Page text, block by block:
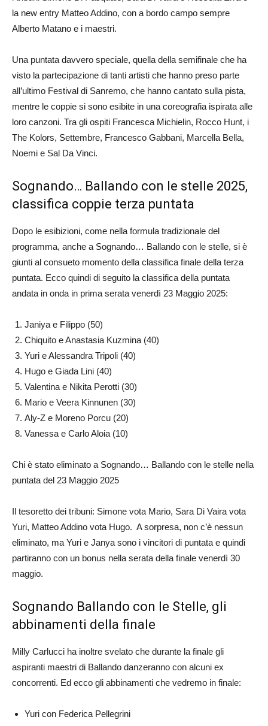
la new entry Matteo Addino, con a bordo campo sempre
Alberto Matano e i maestri.
Una puntata davvero speciale, quella della semifinale che ha
visto la partecipazione di tanti artisti che hanno preso parte
all’ultimo Festival di Sanremo, che hanno cantato sulla pista,
mentre le coppie si sono esibite in una coreografia ispirata alle
loro canzoni. Tra gli ospiti Francesca Michielin, Rocco Hunt, i
The Kolors, Settembre, Francesco Gabbani, Marcella Bella,
Noemi e Sal Da Vinci.
Sognando… Ballando con le stelle 2025,
classifica coppie terza puntata
Dopo le esibizioni, come nella formula tradizionale del
programma, anche a Sognando… Ballando con le stelle, si è
giunti al consueto momento della classifica finale della terza
puntata. Ecco quindi di seguito la classifica della puntata
andata in onda in prima serata venerdì 23 Maggio 2025:
Janiya e Filippo (50)
Chiquito e Anastasia Kuzmina (40)
Yuri e Alessandra Tripoli (40)
Hugo e Giada Lini (40)
Valentina e Nikita Perotti (30)
Mario e Veera Kinnunen (30)
Aly-Z e Moreno Porcu (20)
Vanessa e Carlo Aloia (10)
Chi è stato eliminato a Sognando… Ballando con le stelle nella
puntata del 23 Maggio 2025
Il tesoretto dei tribuni: Simone vota Mario, Sara Di Vaira vota
Yuri, Matteo Addino vota Hugo. A sorpresa, non c’è nessun
eliminato, ma Yuri e Janya sono i vincitori di puntata e quindi
partiranno con un bonus nella serata della finale venerdì 30
maggio.
Sognando Ballando con le Stelle, gli
abbinamenti della finale
Milly Carlucci ha inoltre svelato che durante la finale gli
aspiranti maestri di Ballando danzeranno con alcuni ex
concorrenti. Ed ecco gli abbinamenti che vedremo in finale:
Yuri con Federica Pellegrini